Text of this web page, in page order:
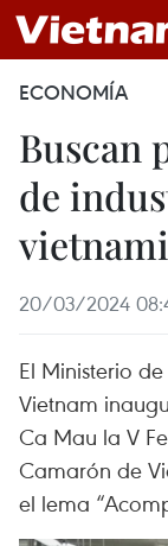
ECONOMÍA
Buscan
de
20/03/2024
El Ministerio
Vietnam
Ca Mau la V
Camarón de
el lema